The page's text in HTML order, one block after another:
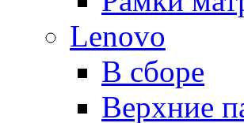
Lenovo
В сборе
Верхние